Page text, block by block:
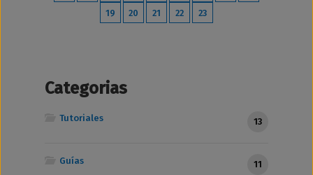
19
20 21 22 23
Categorias
Tutoriales 13
Guías 11